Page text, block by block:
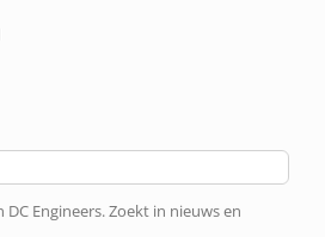
Engineers. Zoekt in nieuws en